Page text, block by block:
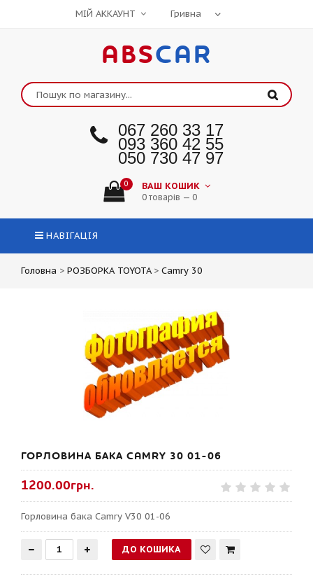
МІЙ АККАУНТ
ABSCAR
067 260 33 17
093 360 42 55
050 730 47 97
0 ВАШ КОШИК
0 товарів — 0
НАВІГАЦІЯ
Головна > РОЗБОРКА TOYOTA > Camry 30
ГОРЛОВИНА БАКА CAMRY 30 01-06
1200.00грн.
Горловина бака Camry V30 01-06